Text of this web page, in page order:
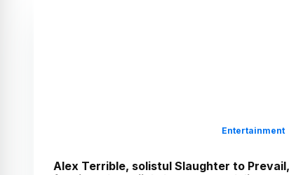
Entertainment
Alex Terrible, solistul Slaughter to Prevail,